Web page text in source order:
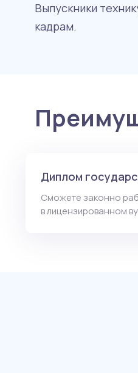
Выпускники
кадрам.
Диплом
Сможете законно
в лицензированном